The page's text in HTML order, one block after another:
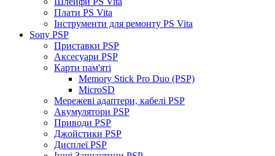
Плати PS Vita
Інструменти для ремонту PS Vita
Sony PSP
Приставки PSP
Аксесуари PSP
Карти пам'яті
Memory Stick Pro Duo (PSP)
MicroSD
Мережеві адаптери, кабелі PSP
Акумулятори PSP
Приводи PSP
Джойстики PSP
Дисплеї PSP